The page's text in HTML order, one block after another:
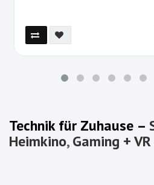
Technik für Zuhause –
Heimkino,Gaming + VR